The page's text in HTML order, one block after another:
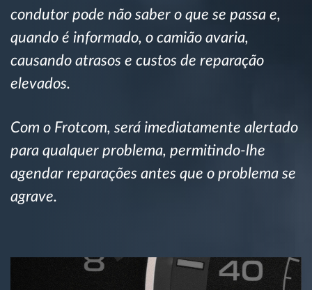
Identificação automática de condutores
Ver todas as funcionalidades
Como resolvemos cada necessidade da
atividade da frota
Calculadora de Benefícios
condutor pode não saber o que se passa e,
quando é informado, o camião avaria,
causando atrasos e custos de reparação
elevados.
Com o Frotcom, será imediatamente alertado
para qualquer problema, permitindo-lhe
agendar reparações antes que o problema se
agrave.